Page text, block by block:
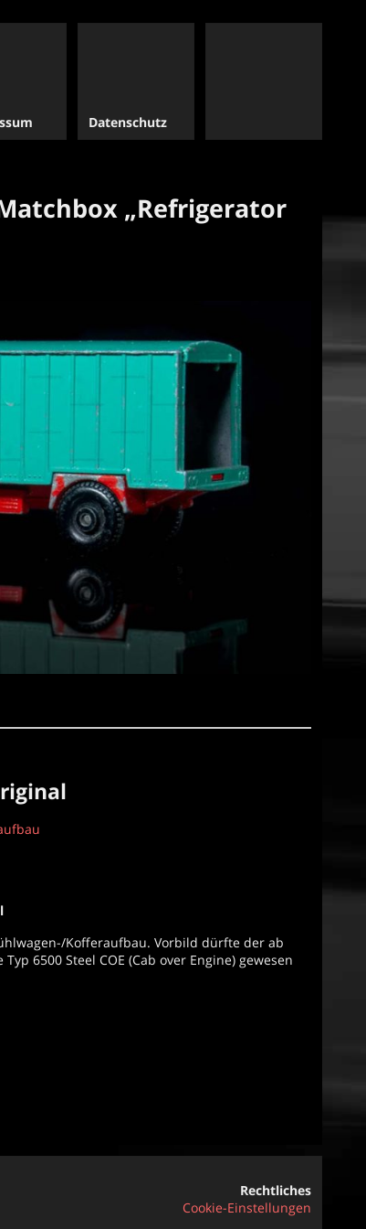
Datenschutz
„Refrigerator
Kofferaufbau. Vorbild dürfte der ab
6500 Steel COE (Cab over Engine) gewesen
Rechtliches
Cookie-Einstellungen